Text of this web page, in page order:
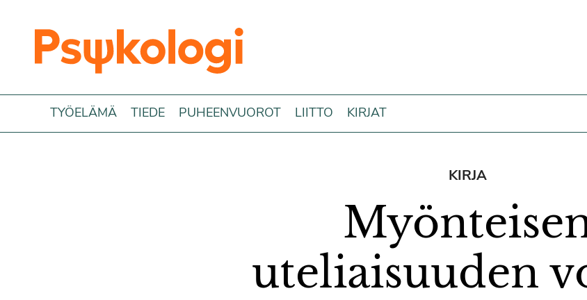
TYÖELÄMÄ TIEDE PUHEENVUOROT LIITTO KIRJAT
KIRJA
uteliaisuuden